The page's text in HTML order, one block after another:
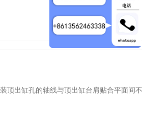
顶出缸孔的轴线与顶出缸台肩贴合平面间